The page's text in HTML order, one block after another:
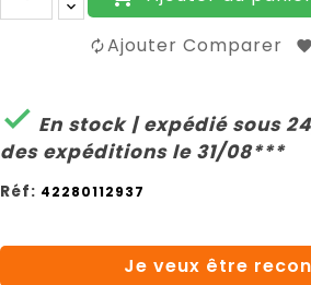
Ajouter Comparer
 En stock | expédié sous
des expéditions le 31/08***
Réf: 42280112937
Je veux être